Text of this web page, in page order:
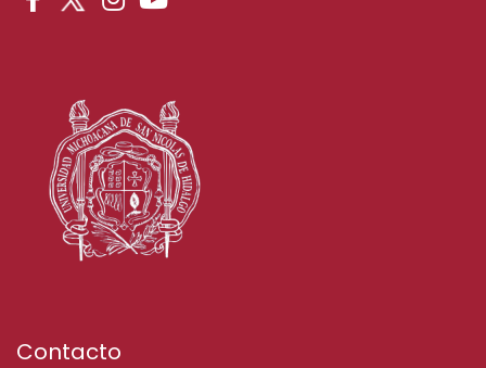
Contacto